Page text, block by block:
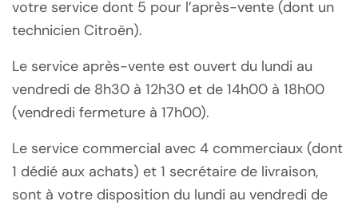
votre service dont 5 pour l’après-vente (dont un
technicien Citroën).
Le service après-vente est ouvert du lundi au
vendredi de 8h30 à 12h30 et de 14h00 à 18h00
(vendredi fermeture à 17h00).
Le service commercial avec 4 commerciaux (dont
1 dédié aux achats) et 1 secrétaire de livraison,
sont à votre disposition du lundi au vendredi de